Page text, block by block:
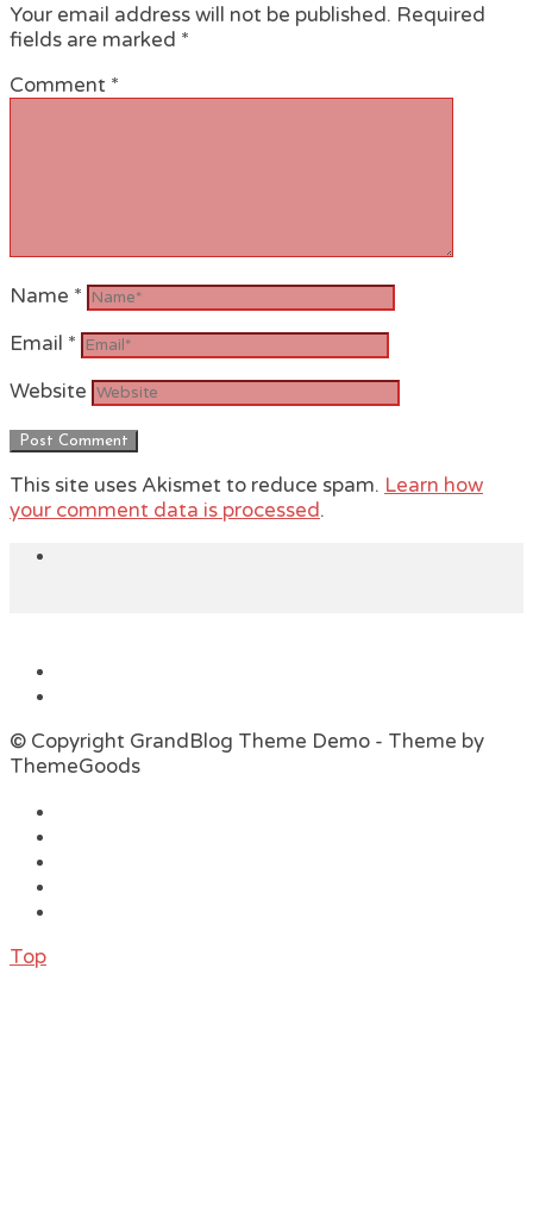
Your email address will not be published. Required
fields are marked *
Comment *
Name *
Email *
Website
This site uses Akismet to reduce spam. Learn how
your comment data is processed.
© Copyright GrandBlog Theme Demo - Theme by
ThemeGoods
Top